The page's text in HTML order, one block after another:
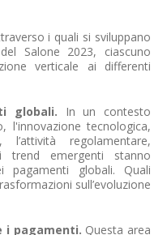
i quali si sviluppano
Salone 2023, ciascuno
verticale ai differenti
globali. In un contesto
l'innovazione tecnologica,
regolamentare,
emergenti stanno
pagamenti globali. Quali
sull’evoluzione
i pagamenti. Questa area